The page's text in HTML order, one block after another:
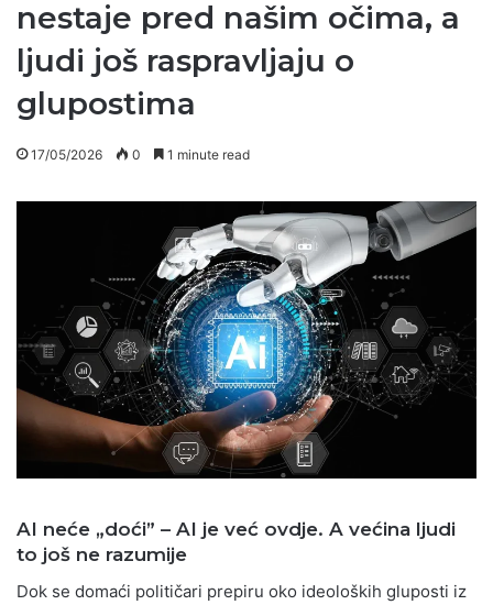
nestaje pred našim očima, a
ljudi još raspravljaju o
glupostima
17/05/2026 0 1 minute read
AI neće „doći” – AI je već ovdje. A većina ljudi
to još ne razumije
Dok se domaći političari prepiru oko ideoloških gluposti iz